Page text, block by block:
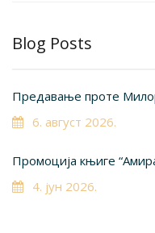
Blog Posts
Предавање проте
6. август 2026.
Промоција књиге
4. јун 2026.